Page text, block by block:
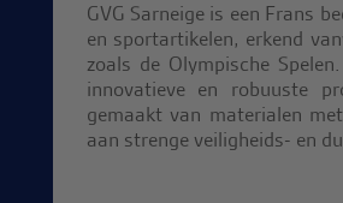
GVG Sarneige is een Frans
en sportartikelen, erkend
zoals de Olympische
innovatieve en robuuste
gemaakt van materialen
aan strenge veiligheids- en